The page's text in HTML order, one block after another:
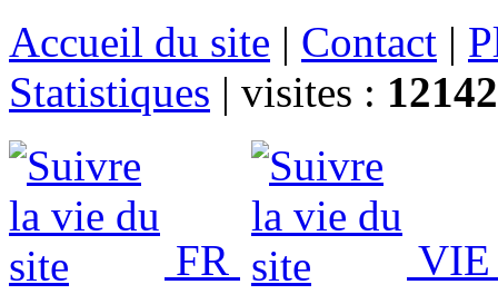
Accueil du site | Contact |
Statistiques | visites :
FR
VIE